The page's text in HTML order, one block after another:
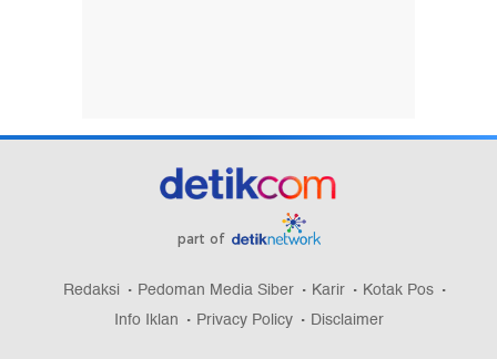
part of
Redaksi Pedoman Media Siber Karir
Kotak Pos
Info Iklan
Privacy Policy Disclaimer